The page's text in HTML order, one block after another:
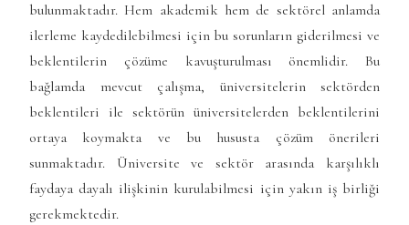
bulunmaktadır. Hem akademik hem de sektörel anlamda
ilerleme kaydedilebilmesi için bu sorunların giderilmesi ve
beklentilerin çözüme kavuşturulması önemlidir. Bu
bağlamda mevcut çalışma, üniversitelerin sektörden
beklentileri ile sektörün üniversitelerden beklentilerini
ortaya koymakta ve bu hususta çözüm önerileri
sunmaktadır. Üniversite ve sektör arasında karşılıklı
faydaya dayalı ilişkinin kurulabilmesi için yakın iş birliği
gerekmektedir.